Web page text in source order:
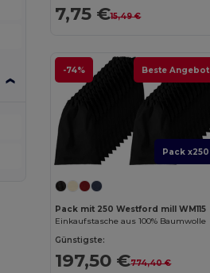
7,75 €15,49 €
-74% Beste Angebot
Pack x250
Pack mit 250 Westford mill WM115
Einkaufstasche aus 100% Baumwolle
Günstigste:
197,50 €774,40 €